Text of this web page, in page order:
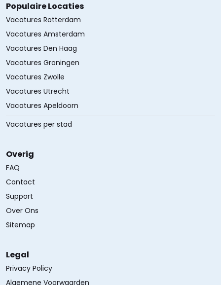
Populaire Locaties
Vacatures Rotterdam
Vacatures Amsterdam
Vacatures Den Haag
Vacatures Groningen
Vacatures Zwolle
Vacatures Utrecht
Vacatures Apeldoorn
Vacatures per stad
Overig
FAQ
Contact
Support
Over Ons
Sitemap
Legal
Privacy Policy
Algemene Voorwaarden